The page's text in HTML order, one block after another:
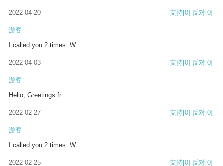
2022-04-20 支持[0] 反对[0]
游客
I called you 2 times. W
2022-04-03 支持[0] 反对[0]
游客
Hello, Greetings fr
2022-02-27 支持[0] 反对[0]
游客
I called you 2 times. W
2022-02-25 支持[0] 反对[0]